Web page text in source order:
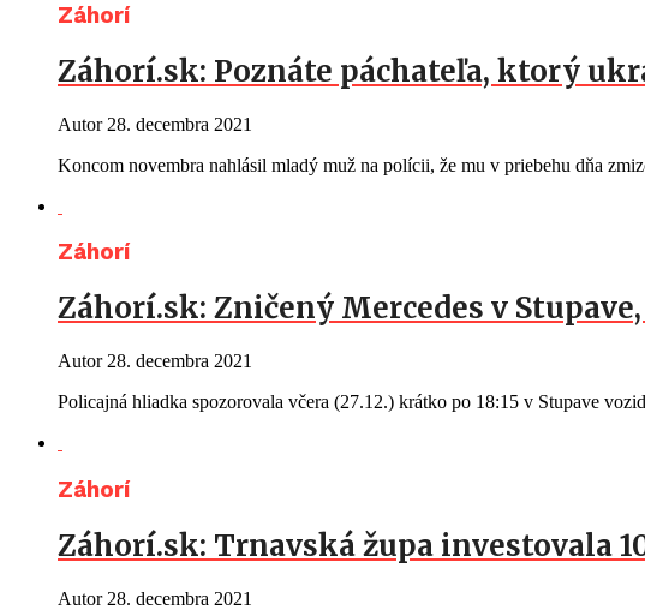
Záhorí
Záhorí.sk: Poznáte páchateľa, ktorý
Autor 28. decembra 2021
Koncom novembra nahlásil mladý muž na polícii, že mu v priebehu dňa
Záhorí
Záhorí.sk: Zničený Mercedes v
Autor 28. decembra 2021
Policajná hliadka spozorovala včera (27.12.) krátko po 18:15 v Stupave
Záhorí
Záhorí.sk: Trnavská župa investovala
Autor 28. decembra 2021